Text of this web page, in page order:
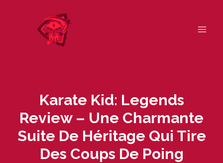
Karate Kid: Legends
Review – Une Charmante
Suite De Héritage Qui Tire
Des Coups De Poing